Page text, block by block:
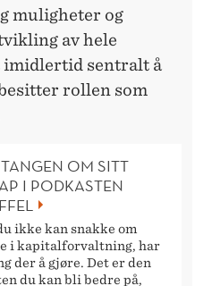
muligheter og
av hele
imidlertid sentralt å
rollen som
OM SITT
I PODKASTEN
ikke kan snakke om
i kapitalforvaltning, har
der å gjøre. Det er den
du kan bli bedre på,